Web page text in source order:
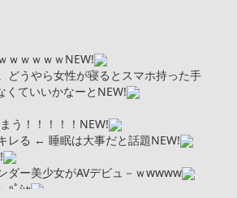
ｗｗｗｗｗNEW!
どうやら女性が寝るとスマホ持った手
くていいかなーと NEW!
う！！！！！ NEW!
レる ← 睡眠は大事だと話題NEW!
ダー美少女がAVデビュ－ｗwwww
ﾊﾟｼｬ